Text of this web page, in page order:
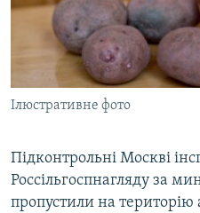
ВІДЕОУРОКИ «ELIFBE»
СВІДЧЕННЯ ОКУПАЦІЇ
УКРАЇНСЬКА ПРОБЛЕМА КРИМУ
ІНФОГРАФІКА
Русский
Qırımtatar
ДОЛУЧАЙСЯ!
Усі сайти RFE/RL
Ілюстративне фото
Підконтрольні Москві
Россільгоспнагляду за
пропустили на